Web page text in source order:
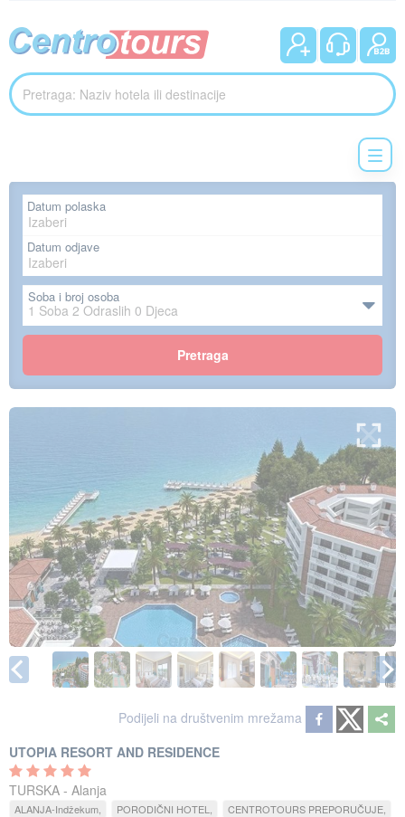
Datum polaska
Datum odjave
Soba i broj osoba
1 Soba 2 Odraslih 0 Djeca
Pretraga
Podijeli na društvenim mrežama
UTOPIA RESORT AND RESIDENCE
TURSKA - Alanja
ALANJA-Indžekum PORODIČNI HOTEL
CENTROTOURS PREPORUČUJE